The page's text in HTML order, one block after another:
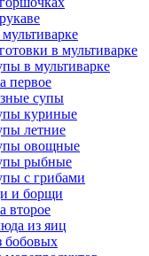
в мультиварке
в мультиварке
первое
супы
куриные
летние
овощные
рыбные
с грибами
и борщи
второе
из яиц
бобовых